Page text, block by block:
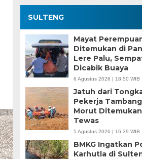
SULTENG
Mayat
Ditemukan di
Lere Palu,
Dicabik Buaya
6 Agustus 2026 | 18:50 WIB
Jatuh dari
Pekerja
Morut Ditemukan
Tewas
5 Agustus 2026 | 16:39 WIB
BMKG Ingatkan
Karhutla di